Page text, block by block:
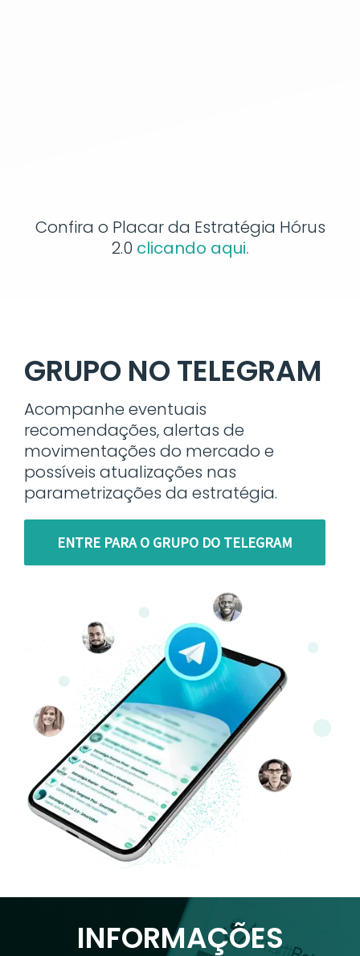
Confira o Placar da Estratégia Hórus
2.0 clicando aqui.
GRUPO NO TELEGRAM
Acompanhe eventuais
recomendações, alertas de
movimentações do mercado e
possíveis atualizações nas
parametrizações da estratégia.
ENTRE PARA O GRUPO DO TELEGRAM
INFORMAÇÕES